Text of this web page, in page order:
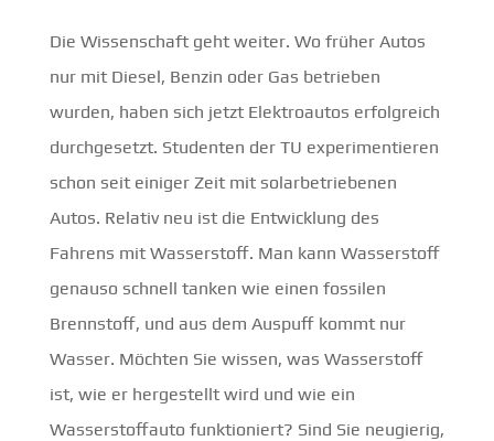
Die Wissenschaft geht weiter. Wo früher Autos
nur mit Diesel, Benzin oder Gas betrieben
wurden, haben sich jetzt Elektroautos erfolgreich
durchgesetzt. Studenten der TU experimentieren
schon seit einiger Zeit mit solarbetriebenen
Autos. Relativ neu ist die Entwicklung des
Fahrens mit Wasserstoff. Man kann Wasserstoff
genauso schnell tanken wie einen fossilen
Brennstoff, und aus dem Auspuff kommt nur
Wasser. Möchten Sie wissen, was Wasserstoff
ist, wie er hergestellt wird und wie ein
Wasserstoffauto funktioniert? Sind Sie neugierig,